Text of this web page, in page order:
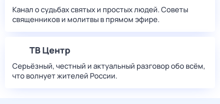
Канал о судьбах святых и простых людей. Советы
священников и молитвы в прямом эфире.
ТВ Центр
Серьёзный, честный и актуальный разговор обо всём,
что волнует жителей России.